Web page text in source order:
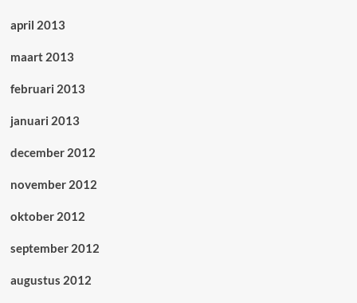
april 2013
maart 2013
februari 2013
januari 2013
december 2012
november 2012
oktober 2012
september 2012
augustus 2012